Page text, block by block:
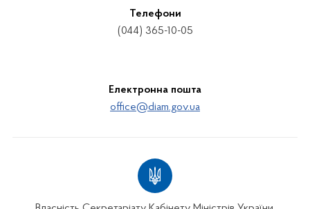
Телефони
(044) 365-10-05
Електронна пошта
office@diam.gov.ua